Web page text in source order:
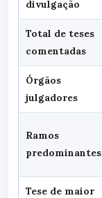
divulgação
Total de teses
comentadas
Órgãos
julgadores
Ramos
predominantes
Tese de maior